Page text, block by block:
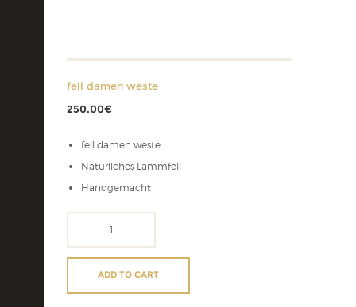
fell damen weste
250.00€
fell damen weste
Natürliches Lammfell
Handgemacht
weste
quantityADD TO CART